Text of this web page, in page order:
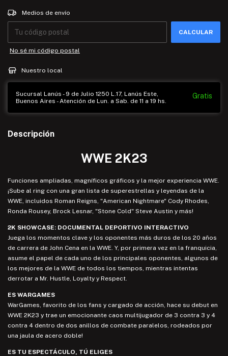
Entregas para el CP:
Medios de envío
CALCULAR
No sé mi código postal
Nuestro local
Sucursal Lanús - 9 de Julio 1250 L.17, Lanús Este,
Buenos Aires - Atención de Lun. a Sab. de 11 a 19 hs.
Gratis
Descripción
WWE 2K23
Funciones ampliadas, magníficos gráficos y la mejor experiencia WWE.
¡Sube al ring con una gran lista de superestrellas y leyendas de la
WWE, incluidos Roman Reigns, "American Nightmare" Cody Rhodes,
Ronda Rousey, Brock Lesnar, "Stone Cold" Steve Austin y más!
2K SHOWCASE: DOCUMENTAL DEPORTIVO INTERACTIVO
Juega los momentos clave y los oponentes más duros de los 20 años
de carrera de John Cena en la WWE. Y, por primera vez en la franquicia,
asume el papel de cada uno de los principales oponentes, algunos de
los mejores de la WWE de todos los tiempos, mientras intentas
derrotar a Mr. Hustle, Loyalty y Respect.
ES WARGAMES
WarGames, favorito de los fans y cargado de acción, hace su debut en
WWE 2K23 y trae un emocionante caos multijugador de 3 contra 3 y 4
contra 4 dentro de dos anillos de combate paralelos, rodeados por
una jaula de acero doble!
ES TU ESPECTÁCULO, TÚ ELIGES